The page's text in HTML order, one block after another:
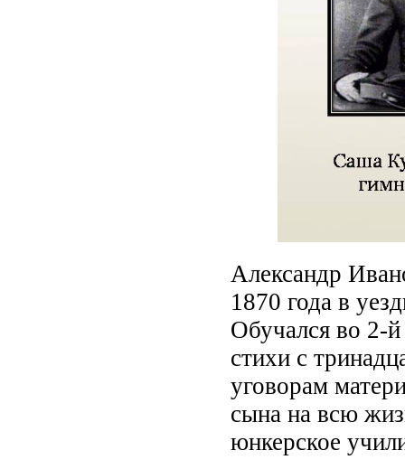
Александр
1870 года в
Обучался во 2-
стихи с
уговорам
сына на всю
юнкерское